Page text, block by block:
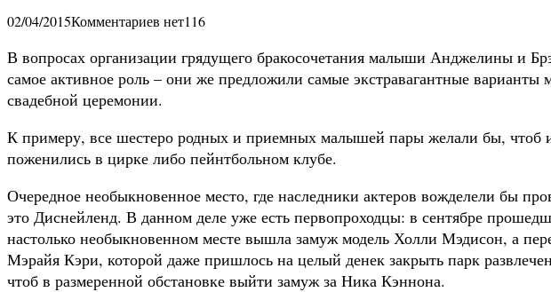
02/04/2015Комментариев нет116
В вопросах организации грядущего бракосочетания малыши Анджелины и
самое активное роль – они же предложили самые экстравагантные варианты
свадебной церемонии.
К примеру, все шестеро родных и приемных малышей пары желали бы, чтоб
поженились в цирке либо пейнтбольном клубе.
Очередное необыкновенное место, где наследники актеров вожделели бы
это Диснейленд. В данном деле уже есть первопроходцы: в сентябре
настолько необыкновенном месте вышла замуж модель Холли Мэдисон, а
Мэрайя Кэри, которой даже пришлось на целый денек закрыть парк
чтоб в размеренной обстановке выйти замуж за Ника Кэннона.